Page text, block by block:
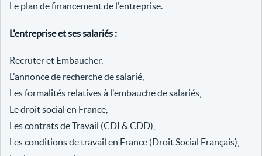
Le plan de financement de l'entreprise.
L'entreprise et ses salariés :
Recruter et Embaucher,
L'annonce de recherche de salarié,
Les formalités relatives à l'embauche de salariés,
Le droit social en France,
Les contrats de Travail (CDI & CDD),
Les conditions de travail en France (Droit Social Français),